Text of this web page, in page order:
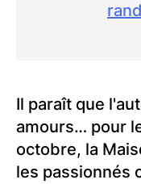
Il paraît que
amours… pour
octobre, la
les passionnés